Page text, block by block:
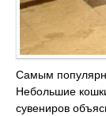
Самым
Небольшие
сувениров